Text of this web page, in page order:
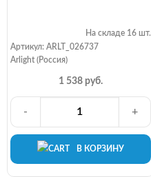
На складе 16 шт.
Артикул: ARLT_026737
Arlight (Россия)
1 538 руб.
В КОРЗИНУ
- +